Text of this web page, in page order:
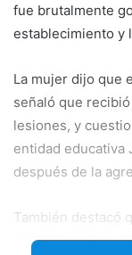
fue brutalmente
establecimiento y
La mujer dijo que
señaló que
lesiones, y
entidad educativa
después de la
También destacó
desde hace dos